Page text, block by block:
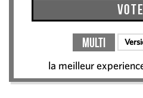
Multi
la meilleur